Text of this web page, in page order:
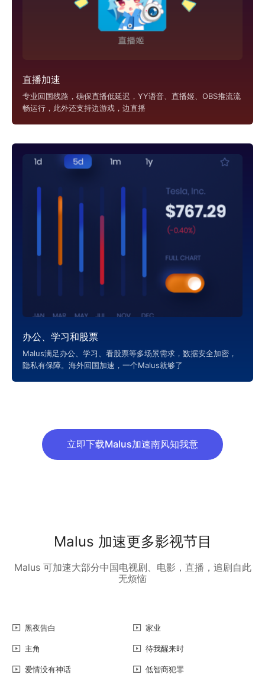
直播加速
专业回国线路，确保直播低延迟，YY语音、直播姬、OBS推流流
畅运行，此外还支持边游戏，边直播
办公、学习和股票
Malus满足办公、学习、看股票等多场景需求，数据安全加密，
隐私有保障。海外回国加速，一个Malus就够了
立即下载Malus加速南风知我意
Malus 加速更多影视节目
Malus 可加速大部分中国电视剧、电影，直播，追剧自此
无烦恼
黑夜告白 家业
主角 待我醒来时
爱情没有神话 低智商犯罪